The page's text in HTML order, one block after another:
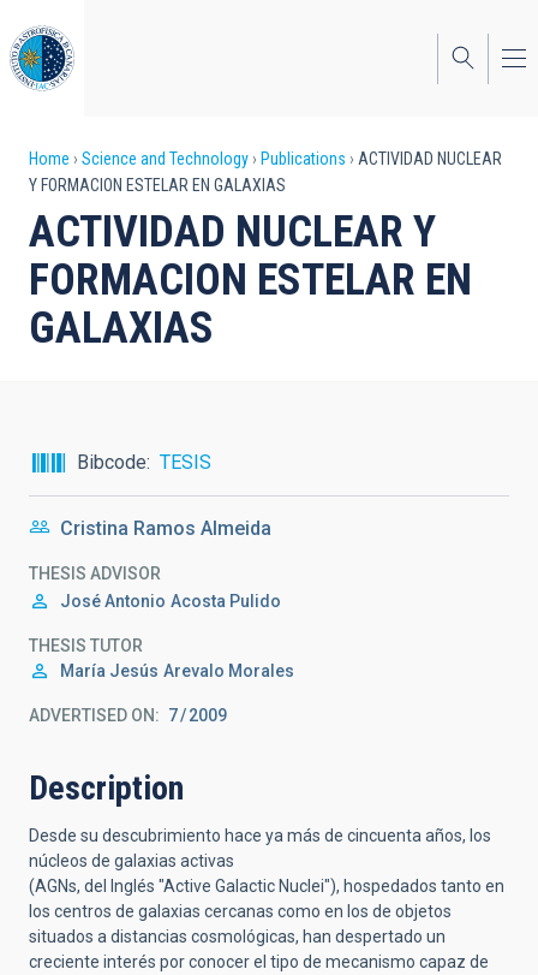
to
main
content
Breadcrumb
Home Science and Technology Publications
ACTIVIDAD NUCLEAR
Y FORMACION ESTELAR EN GALAXIAS
ACTIVIDAD NUCLEAR Y
FORMACION ESTELAR EN
GALAXIAS
Bibcode TESIS
Cristina Ramos Almeida
THESIS ADVISOR
José Antonio Acosta Pulido
THESIS TUTOR
María Jesús Arevalo Morales
ADVERTISED ON: 7 2009
Description
Desde su descubrimiento hace ya más de cincuenta años, los
núcleos de galaxias activas
(AGNs, del Inglés "Active Galactic Nuclei"), hospedados tanto en
los centros de galaxias cercanas como en los de objetos
situados a distancias cosmológicas, han despertado un
creciente interés por conocer el tipo de mecanismo capaz de